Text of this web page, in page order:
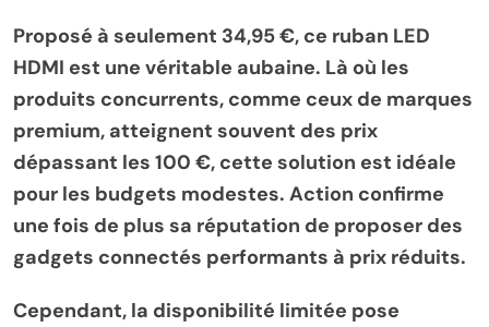
Proposé à seulement 34,95 €, ce ruban LED
HDMI est une véritable aubaine. Là où les
produits concurrents, comme ceux de marques
premium, atteignent souvent des prix
dépassant les 100 €, cette solution est idéale
pour les budgets modestes. Action confirme
une fois de plus sa réputation de proposer des
gadgets connectés performants à prix réduits.
Cependant, la disponibilité limitée pose